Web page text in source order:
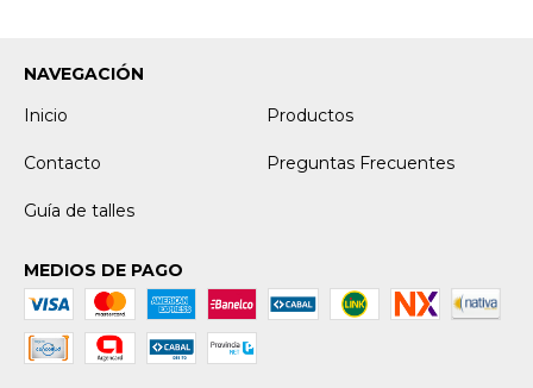
NAVEGACIÓN
Inicio
Productos
Contacto Preguntas Frecuentes
Guía de talles
MEDIOS DE PAGO